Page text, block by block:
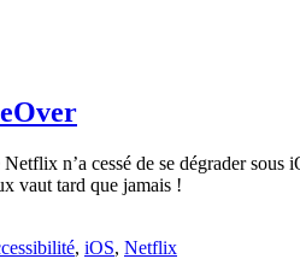
n’a cessé de se dégrader
vaut tard que jamais !
, iOS, Netflix